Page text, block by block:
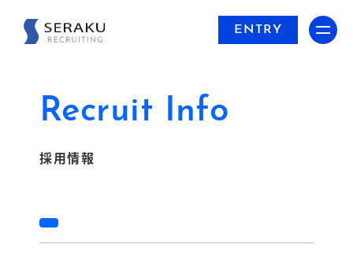
ENTRY
Recruit Info
採用情報